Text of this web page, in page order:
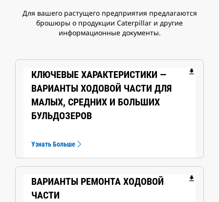
Для вашего растущего предприятия предлагаются
брошюры о продукции Caterpillar и другие
информационные документы.
КЛЮЧЕВЫЕ ХАРАКТЕРИСТИКИ —
ВАРИАНТЫ ХОДОВОЙ ЧАСТИ ДЛЯ
МАЛЫХ, СРЕДНИХ И БОЛЬШИХ
БУЛЬДОЗЕРОВ
file_download
Узнать Больше
ВАРИАНТЫ РЕМОНТА ХОДОВОЙ
ЧАСТИ
file_download